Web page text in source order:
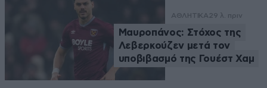
ΑΘΛΗΤΙΚΑ 29 λ. πριν
Μαυροπάνος: Στόχος της
Λεβερκούζεν μετά τον
υποβιβασμό της Γουέστ Χαμ